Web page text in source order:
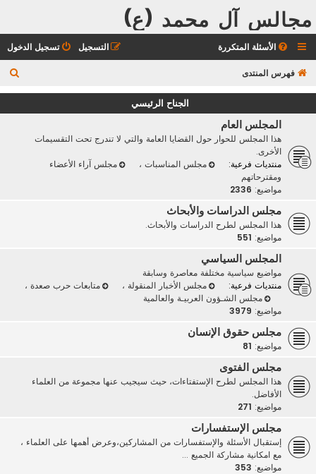
مجالس آل محمد (ع)
الأسئلة المتكررة تسجيل الدخول التسجيل
فهرس المنتدى
ح
الجناح الرئيسي
المجلس العام
هذا المجلس للحوار حول القضايا العامة والتي لا تندرج تحت التقسيمات
الأخرى.
منتديات فرعية:
مجلس المناسبات ،
مجلس آراء الأعضاء
ومقترحاتهم
مواضيع: 2336
مجلس الدراسات والأبحاث
هذا المجلس لطرح الدراسات والأبحاث.
مواضيع: 551
المجلس السياسي
مواضيع سياسية مختلفة معاصرة وسابقة
منتديات فرعية:
مجلس الأخبار المنقولة ، متابعات حرب صعدة ،
مجلس الشـؤون العربيـة والعالمية
مواضيع: 3979
مجلس حقوق الإنسان
مواضيع: 81
مجلس الفتوى
هذا المجلس لطرح الإستفتاءات، حيث سيجيب عنها مجموعة من العلماء
الأفاضل.
مواضيع: 271
مجلس الإستفسارات
إستقبال الأسئلة والإستفسارات من المشاركين،وعرض أهمها على العلماء ،
مع امكانية مشاركة الجميع ...
مواضيع: 353